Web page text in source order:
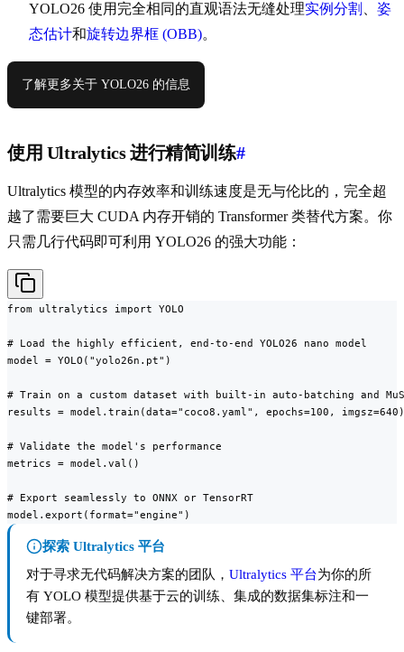
YOLO26 使用完全相同的直观语法无缝处理实例分割
姿
态估计和旋转边界框 (OBB)。
了解更多关于 YOLO26 的信息
使用 Ultralytics 进行精简训练#
Ultralytics 模型的内存效率和训练速度是无与伦比的，完全超
越了需要巨大 CUDA 内存开销的 Transformer 类替代方案。你
只需几行代码即可利用 YOLO26 的强大功能：
from ultralytics import YOLO
# Load the highly efficient, end-to-end YOLO26 nano model
model = YOLO("yolo26n.pt")
# Train on a custom dataset with built-in auto-batching and
results = model.train(data="coco8.yaml", epochs=100, imgsz=640)
# Validate the model's performance
metrics = model.val()
# Export seamlessly to ONNX or TensorRT
model.export(format="engine")
探索 Ultralytics 平台
对于寻求无代码解决方案的团队， Ultralytics 平台为你的所
有 YOLO 模型提供基于云的训练、集成的数据集标注和一
键部署。